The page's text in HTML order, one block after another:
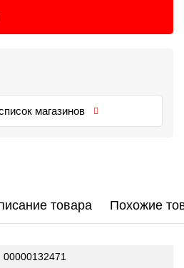
магазинов
товара Похожие
00000132471